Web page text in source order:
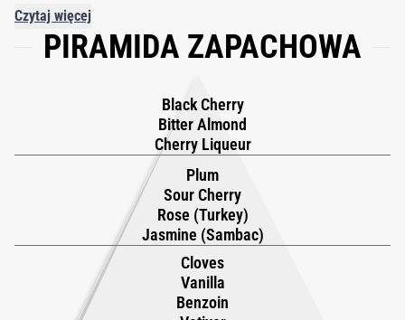
i nutą goryczy, która dodaje nieoczekiwanej głębi. Uderzający
kontrast niewinności i pobłażania, Lost Cherry urzeka swoją
Krainę Czarów. To zapach, który flirtuje z granicami luksusu,
równoważąc zabawny urok z wyrafinowaną elegancją. W miarę
jak się rozwija, wyłaniają się warstwy róży tureckiej i jaśminu,
wzmacniając doznania delikatnym kwiatowym szeptem, podczas
gdy ciepłe nuty prażonej fasoli tonka, balsamu peruwiańskiego i
nuty migdałów nadają kremowej, trwałej głębi. Woda
perfumowana Lost Cherry to zaproszenie do odkrywania cienkiej
granicy między pożądaniem a powściągliwością, rzucające
Czytaj więcej
PIRAMIDA ZAPACHOWA
Black Cherry
Bitter Almond
Cherry Liqueur
Plum
Sour Cherry
Rose (Turkey)
Jasmine (Sambac)
Cloves
Vanilla
Benzoin